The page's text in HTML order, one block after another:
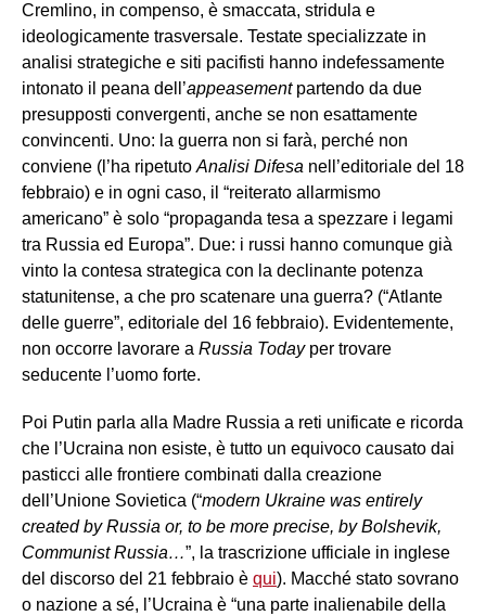
Cremlino, in compenso, è smaccata, stridula e
ideologicamente trasversale. Testate specializzate in
analisi strategiche e siti pacifisti hanno indefessamente
intonato il peana dell’appeasement partendo da due
presupposti convergenti, anche se non esattamente
convincenti. Uno: la guerra non si farà, perché non
conviene (l’ha ripetuto Analisi Difesa nell’editoriale del 18
febbraio) e in ogni caso, il “reiterato allarmismo
americano” è solo “propaganda tesa a spezzare i legami
tra Russia ed Europa”. Due: i russi hanno comunque già
vinto la contesa strategica con la declinante potenza
statunitense, a che pro scatenare una guerra? (“Atlante
delle guerre”, editoriale del 16 febbraio). Evidentemente,
non occorre lavorare a Russia Today per trovare
seducente l’uomo forte.
Poi Putin parla alla Madre Russia a reti unificate e ricorda
che l’Ucraina non esiste, è tutto un equivoco causato dai
pasticci alle frontiere combinati dalla creazione
dell’Unione Sovietica (“modern Ukraine was entirely
created by Russia or, to be more precise, by Bolshevik,
Communist Russia…”, la trascrizione ufficiale in inglese
del discorso del 21 febbraio è qui). Macché stato sovrano
o nazione a sé, l’Ucraina è “una parte inalienabile della